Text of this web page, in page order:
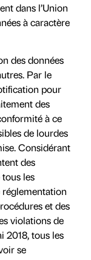
dans l’Union
à caractère
des données
Par le
pour
des
à ce
de lourdes
Considérant
des
les
et des
violations de
2018, tous les
se